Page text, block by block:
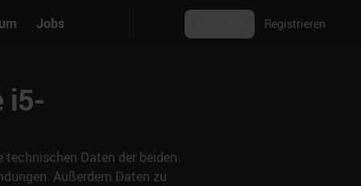
Jobs Registrieren
i5-
technischen Daten der beiden
Außerdem Daten zu